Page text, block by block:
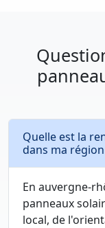
Quelle est la
dans ma région
En auvergne-
panneaux
local, de